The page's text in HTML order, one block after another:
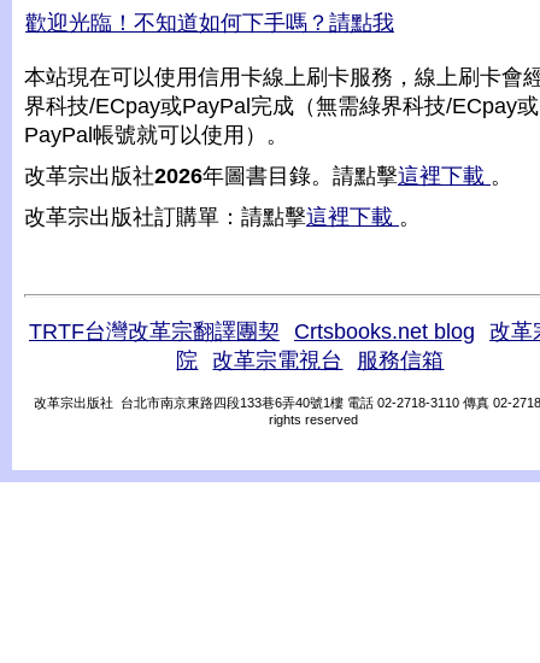
歡迎光臨！不知道如何下手嗎？請點我
本站現在可以使用信用卡線上刷卡服務，線上刷卡會
界科技/ECpay或PayPal完成（無需綠界科技/ECpay或
PayPal帳號就可以使用）。
改革宗出版社2026年圖書目錄。請點擊這裡下載 。
改革宗出版社訂購單：請點擊這裡下載 。
TRTF台灣改革宗翻譯團契 Crtsbooks.net blog
改革
院
改革宗電視台 服務信箱
改革宗出版社 台北市南京東路四段133巷6弄40號1樓 電話 02-2718-3110 傳真 02-
rights reserved